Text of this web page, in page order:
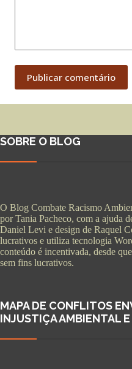
Publicar comentário
SOBRE O BLOG
O Blog Combate Racismo
por Tania Pacheco, com a ajuda
Daniel Levi e design de Raquel
lucrativos e utiliza tecnologia
conteúdo é incentivada, desde
sem fins lucrativos.
MAPA DE CONFLITOS
INJUSTIÇA AMBIENTAL E